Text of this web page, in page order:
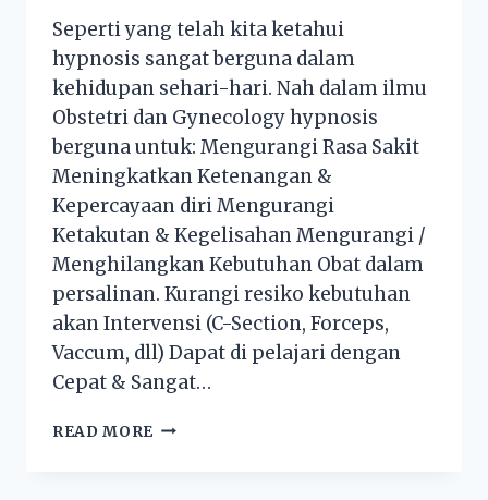
Seperti yang telah kita ketahui
hypnosis sangat berguna dalam
kehidupan sehari-hari. Nah dalam ilmu
Obstetri dan Gynecology hypnosis
berguna untuk: Mengurangi Rasa Sakit
Meningkatkan Ketenangan &
Kepercayaan diri Mengurangi
Ketakutan & Kegelisahan Mengurangi /
Menghilangkan Kebutuhan Obat dalam
persalinan. Kurangi resiko kebutuhan
akan Intervensi (C-Section, Forceps,
Vaccum, dll) Dapat di pelajari dengan
Cepat & Sangat…
READ MORE